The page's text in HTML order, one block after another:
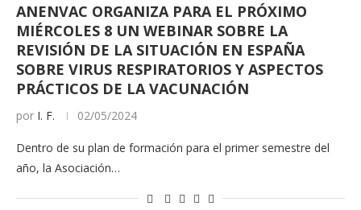
ANENVAC ORGANIZA PARA EL PRÓXIMO
MIÉRCOLES 8 UN WEBINAR SOBRE LA
REVISIÓN DE LA SITUACIÓN EN ESPAÑA
SOBRE VIRUS RESPIRATORIOS Y ASPECTOS
PRÁCTICOS DE LA VACUNACIÓN
por I. F. 02/05/2024
Dentro de su plan de formación para el primer semestre del
año, la Asociación…